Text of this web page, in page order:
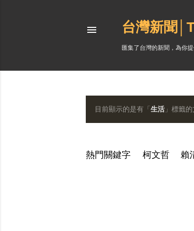
台灣新聞
匯集了台灣的新聞，為你
發
文
目前顯示的是有「生活 」標籤
熱門關鍵字 柯文哲 賴